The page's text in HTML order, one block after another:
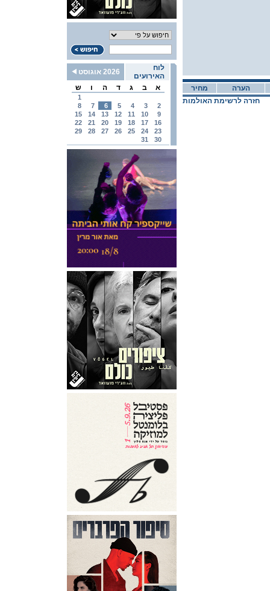
לוח
האירועים
2026 אוגוסט
א
ב ג ד ה ו ש
1
2
3
4
5
6
7
8
9
10
11
12
13
14
15
16
17
18
19
20
21
22
23
24
25
26
27
28
29
30
31
מחיר
הערה
חזרה לרשימת האולמות